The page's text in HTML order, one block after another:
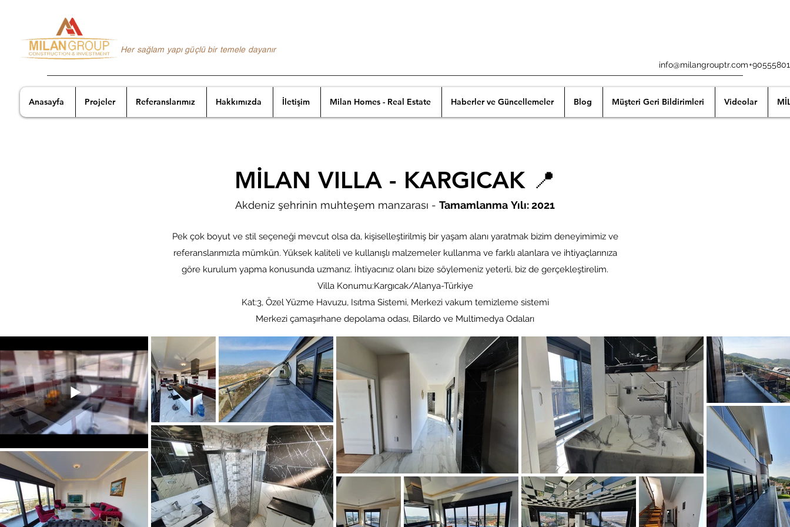
Her sağlam yapı güçlü bir temele dayanır
info@milangrouptr.com
Anasayfa Projeler Referanslarımız Hakkımızda İletişim Milan Homes - Real Estate Haberler ve Güncellemeler Blog Müşteri Geri Bildirimleri Videolar
MİLAN VILLA - KARGICAK 📍
Akdeniz şehrinin muhteşem manzarası - Tamamlanma Yılı: 2021
Pek çok boyut ve stil seçeneği mevcut olsa da, kişiselleştirilmiş bir yaşam alanı yaratmak bizim deneyimimiz ve
referanslarımızla mümkün. Yüksek kaliteli ve kullanışlı malzemeler kullanma ve farklı alanlara ve ihtiyaçlarınıza
göre kurulum yapma konusunda uzmanız. İhtiyacınız olanı bize söylemeniz yeterli, biz de gerçekleştirelim.
Villa Konumu:Kargıcak/Alanya-Türkiye
Kat:3, Özel Yüzme Havuzu, Isıtma Sistemi, Merkezi vakum temizleme sistemi
Merkezi çamaşırhane depolama odası, Bilardo ve Multimedya Odaları